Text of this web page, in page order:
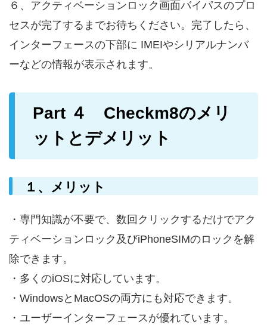
６、アクティベーションロック画面バイパスのプロ
セスが完了するまでお待ちください。完了したら、
インターフェースの下部に IMEIやシリアルナンバ
ーなどの情報が表示されます。
Part ４ Checkm8のメリ
ットとデメリット
１、メリット
・専門知識が不要で、数回クリックするだけでアク
ティベーションロック及びiPhoneSIMのロックを解
除できます。
・多くのiOSに対応しています。
・WindowsとMacOSの両方にも対応できます。
・ユーザーインターフェースが優れています。